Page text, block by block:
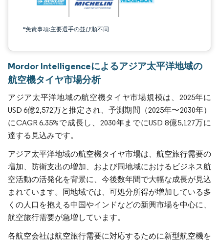
*免責事項:主要選手の並び順不同
Mordor Intelligenceによるアジア太平洋地域の
航空機タイヤ市場分析
アジア太平洋地域の航空機タイヤ市場規模は、2025年に
USD 6億2,572万と推定され、予測期間（2025年〜2030年）
にCAGR 6.35%で成長し、2030年までにUSD 8億5,127万に
達する見込みです。
アジア太平洋地域の航空機タイヤ市場は、航空旅行需要の
増加、防衛支出の増加、および同地域におけるビジネス航
空活動の活発化を背景に、今後数年間で大幅な成長が見込
まれています。同地域では、可処分所得が増加している多
くの人口を抱える中国やインドなどの新興市場を中心に、
航空旅行需要が急増しています。
各航空会社は航空旅行需要に対応するために新型航空機を